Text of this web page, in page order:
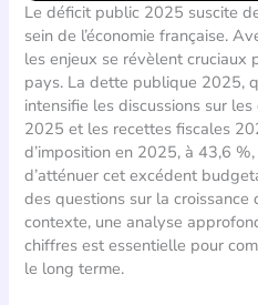
Le déficit public 2025 suscite
sein de l’économie française.
les enjeux se révèlent cruciaux
pays. La dette publique 2025,
intensifie les discussions sur
2025 et les recettes fiscales
d’imposition en 2025, à 43,6
d’atténuer cet excédent
des questions sur la croissance
contexte, une analyse
chiffres est essentielle pour
le long terme.